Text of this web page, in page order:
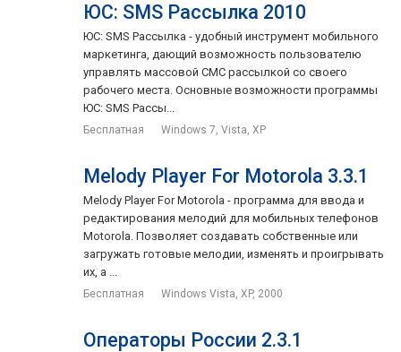
ЮС: SMS Рассылка 2010
ЮС: SMS Рассылка - удобный инструмент мобильного
маркетинга, дающий возможность пользователю
управлять массовой СМС рассылкой со своего
рабочего места. Основные возможности программы
ЮС: SMS Рассы...
Бесплатная Windows 7, Vista, XP
Melody Player For Motorola 3.3.1
Melody Player For Motorola - программа для ввода и
редактирования мелодий для мобильных телефонов
Motorola. Позволяет создавать собственные или
загружать готовые мелодии, изменять и проигрывать
их, а ...
Бесплатная Windows Vista, XP, 2000
Операторы России 2.3.1